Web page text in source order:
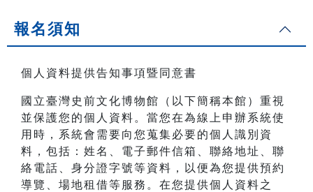
報名須知
個人資料提供告知事項暨同意書
國立臺灣史前文化博物館（以下簡稱本館）重視
並保護您的個人資料。當您在為線上申辦系統使
用時，系統會需要向您蒐集必要的個人識別資
料，包括：姓名、電子郵件信箱、聯絡地址、聯
絡電話、身分證字號等資料，以便為您提供預約
導覽、場地租借等服務。在您提供個人資料之